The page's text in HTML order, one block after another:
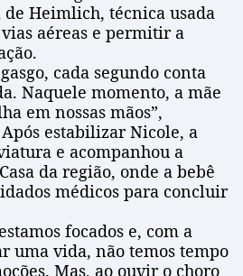
Heimlich, técnica usada
aéreas e permitir a
cada segundo conta
Naquele momento, a mãe
em nossas mãos”,
estabilizar Nicole, a
e acompanhou a
da região, onde a bebê
médicos para concluir
focados e, com a
uma vida, não temos tempo
Mas, ao ouvir o choro